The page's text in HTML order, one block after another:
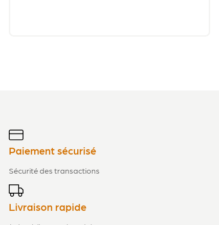
Paiement sécurisé
Sécurité des transactions
Livraison rapide